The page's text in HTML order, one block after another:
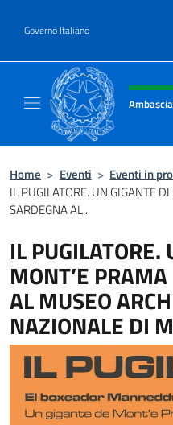
Governo Italiano
Intestazione
Home > Eventi > Eventi in
IL PUGILATORE. UN GIGANTE
SARDEGNA AL...
IL PUGILATORE.
MONT’E
AL MUSEO
NAZIONALE DI